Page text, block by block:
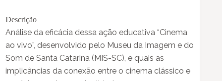
Descrição
Análise da eficácia dessa ação educativa “Cinema
ao vivo”, desenvolvido pelo Museu da Imagem e do
Som de Santa Catarina (MIS-SC), e quais as
implicâncias da conexão entre o cinema clássico e